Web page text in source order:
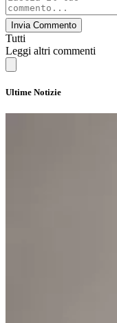
Invia Commento
Tutti
Leggi altri commenti
Ultime Notizie